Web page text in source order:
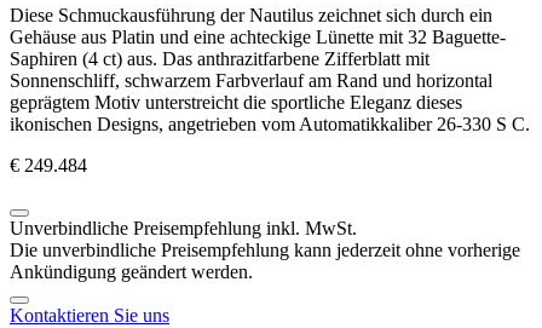
Diese Schmuckausführung der Nautilus zeichnet sich durch ein
Gehäuse aus Platin und eine achteckige Lünette mit 32 Baguette-
Saphiren (4 ct) aus. Das anthrazitfarbene Zifferblatt mit
Sonnenschliff, schwarzem Farbverlauf am Rand und horizontal
geprägtem Motiv unterstreicht die sportliche Eleganz dieses
ikonischen Designs, angetrieben vom Automatikkaliber 26-330 S C.
€ 249.484
Unverbindliche Preisempfehlung inkl. MwSt.
Die unverbindliche Preisempfehlung kann jederzeit ohne vorherige
Ankündigung geändert werden.
Kontaktieren Sie uns